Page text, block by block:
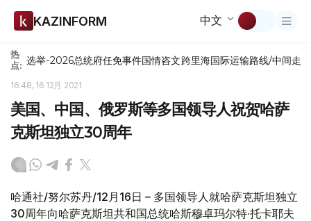
KAZINFORM 中文
热
点: 选举-2026总统府任免事件国情咨文跨里海国际运输路线/中间走廊
16:48, 16 12月 2021
美国、中国、俄罗斯等多国领导人祝贺哈萨
克斯坦独立30周年
哈通社/努尔苏丹/12月16日 – 多国领导人就哈萨克斯坦独立
30周年向哈萨克斯坦共和国总统哈斯穆卓玛尔特·托卡耶夫